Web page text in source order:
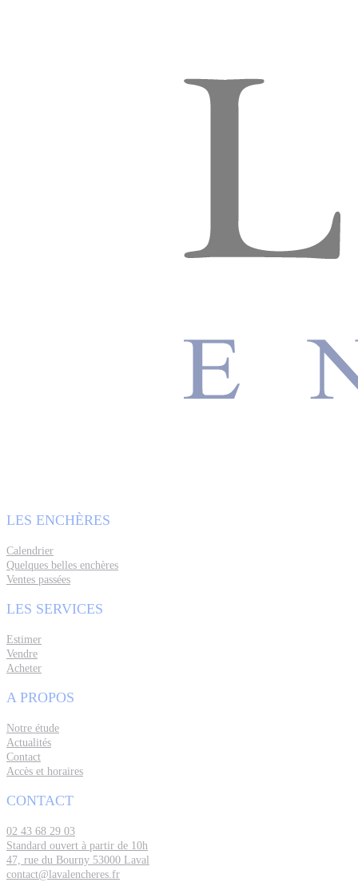
LES ENCHÈRES
Calendrier
Quelques belles enchères
Ventes passées
LES SERVICES
Estimer
Vendre
Acheter
A PROPOS
Notre étude
Actualités
Contact
Accès et horaires
CONTACT
02 43 68 29 03
Standard ouvert à partir de 10h
47, rue du Bourny 53000 Laval
contact@lavalencheres.fr